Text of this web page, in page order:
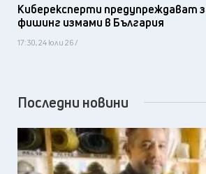
Киберексперти предупреждават
фишинг измами в България
17:30, 24 юли 26 /
Последни новини